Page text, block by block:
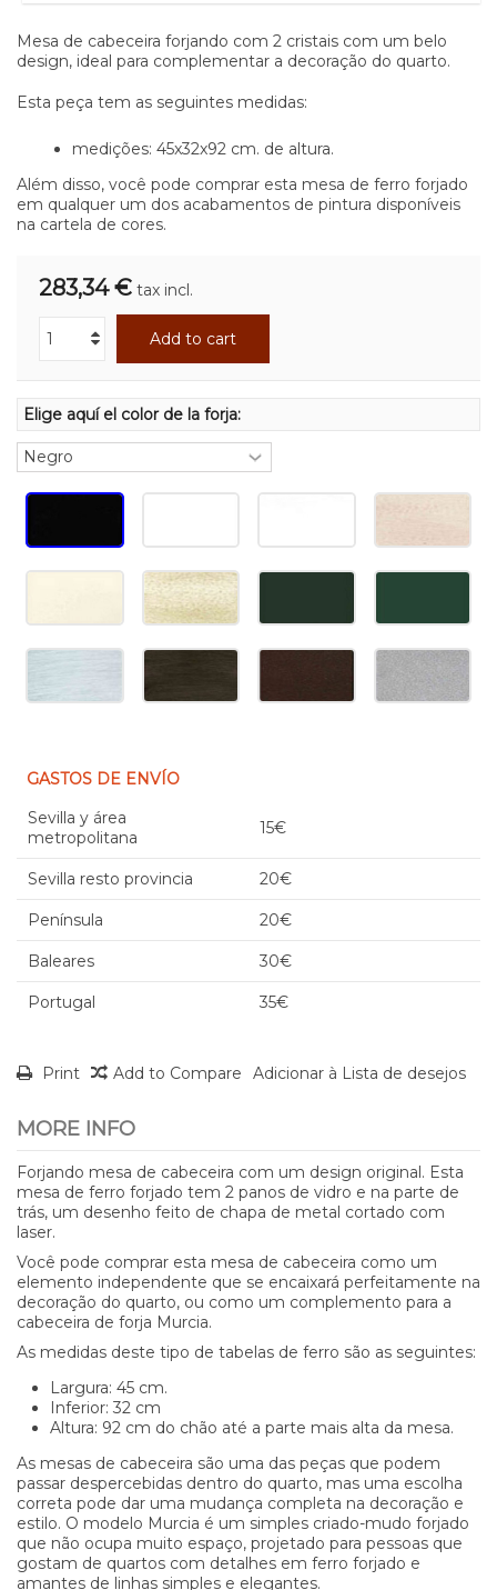
Mesa de cabeceira forjando com 2 cristais com um belo
design, ideal para complementar a decoração do quarto.
Esta peça tem as seguintes medidas:
medições: 45x32x92 cm. de altura.
Além disso, você pode comprar esta mesa de ferro forjado
em qualquer um dos acabamentos de pintura disponíveis
na cartela de cores.
283,34 € tax incl.
Add to cart
Elige aquí el color de la forja:
GASTOS DE ENVÍO
Sevilla y área
metropolitana
15€
Sevilla resto provincia 20€
Península 20€
Baleares 30€
Portugal 35€
Print Add to Compare Adicionar à Lista de desejos
MORE INFO
Forjando mesa de cabeceira com um design original. Esta
mesa de ferro forjado tem 2 panos de vidro e na parte de
trás, um desenho feito de chapa de metal cortado com
laser.
Você pode comprar esta mesa de cabeceira como um
elemento independente que se encaixará perfeitamente na
decoração do quarto, ou como um complemento para a
cabeceira de forja Murcia.
As medidas deste tipo de tabelas de ferro são as seguintes:
Largura: 45 cm.
Inferior: 32 cm
Altura: 92 cm do chão até a parte mais alta da mesa.
As mesas de cabeceira são uma das peças que podem
passar despercebidas dentro do quarto, mas uma escolha
correta pode dar uma mudança completa na decoração e
estilo. O modelo Murcia é um simples criado-mudo forjado
que não ocupa muito espaço, projetado para pessoas que
gostam de quartos com detalhes em ferro forjado e
amantes de linhas simples e elegantes.